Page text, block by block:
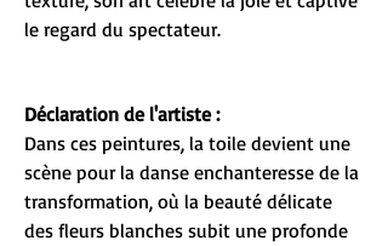
le regard du spectateur.
Déclaration de l'artiste :
Dans ces peintures, la toile devient une
scène pour la danse enchanteresse de la
transformation, où la beauté délicate
des fleurs blanches subit une profonde